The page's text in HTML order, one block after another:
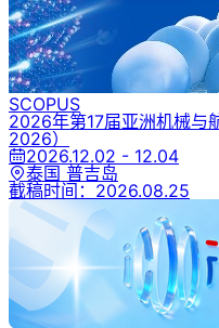
SCOPUS
2026年第17届亚洲机械与
2026）
2026.12.02 - 12.04
泰国 普吉岛
截稿时间： 2026.08.25